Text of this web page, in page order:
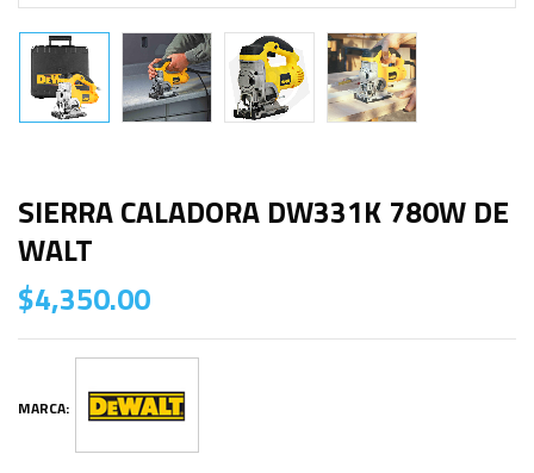
SIERRA CALADORA DW331K 780W DE
WALT
$4,350.00
MARCA: